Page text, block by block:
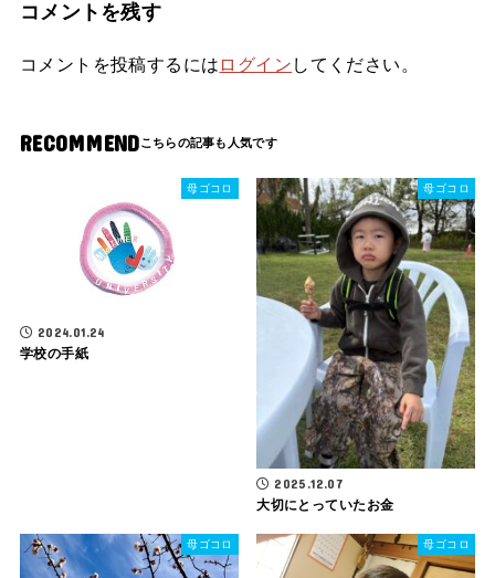
コメントを残す
コメントを投稿するには ログイン してください。
RECOMMEND
母ゴコロ
2024.01.24
学校の手紙
母ゴコロ
2025.12.07
大切にとっていたお金
母ゴコロ 母ゴコロ